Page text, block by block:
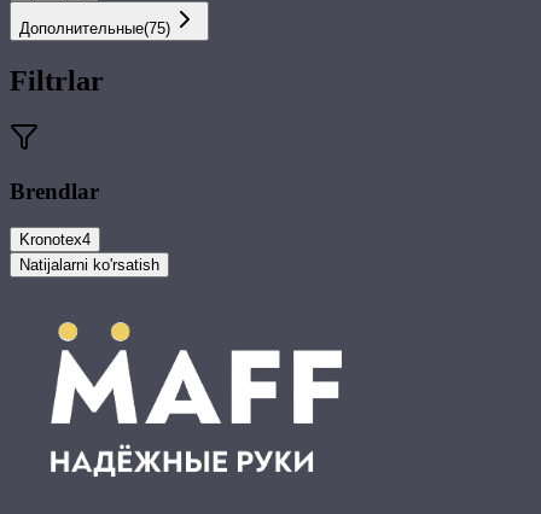
Дополнительные(75)
Filtrlar
Brendlar
Kronotex4
Natijalarni ko'rsatish